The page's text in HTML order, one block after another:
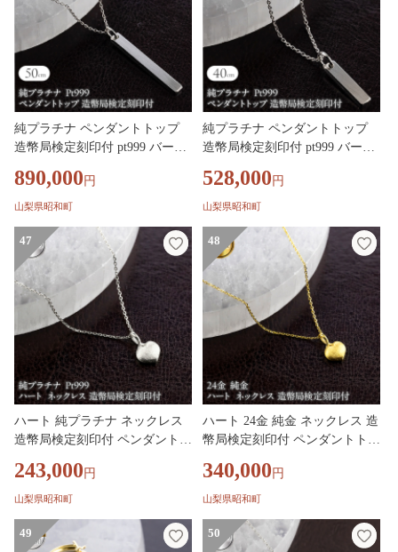
純プラチナ ペンダントトップ
造幣局検定刻印付 pt999 バーネ
ネックレス チャーム 251204201
pt999m SWAA379-b
890,000 円
山梨県昭和町
純プラチナ ペンダントトップ
造幣局検定刻印付 pt999 バーネ
ート ネックレス チャーム 2512
04200pt999 SWAA379-a
528,000 円
山梨県昭和町
47
ハート 純プラチナ ネックレス
造幣局検定刻印付 ペンダントト
地金 131205100pt999 SWAA378-
b
243,000 円
山梨県昭和町
48
ハート 24金 純金 ネックレス 造
幣局検定刻印付 ペンダントトッ
4 131205100 SWAA378-a
340,000 円
山梨県昭和町
49 50